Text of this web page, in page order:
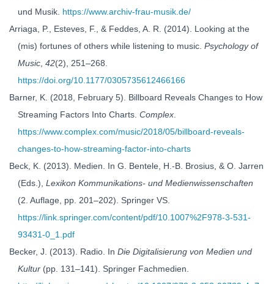
und Musik. https://www.archiv-frau-musik.de/
Arriaga, P., Esteves, F., & Feddes, A. R. (2014). Looking at the
(mis) fortunes of others while listening to music. Psychology of
Music 42(2), 251–268.
https://doi.org/10.1177/0305735612466166
Barner, K. (2018, February 5). Billboard Reveals Changes to How
Streaming Factors Into Charts. Complex
https://www.complex.com/music/2018/05/billboard-reveals-
changes-to-how-streaming-factor-into-charts
Beck, K. (2013). Medien. In G. Bentele, H.-B. Brosius, & O. Jarren
(Eds.), Lexikon Kommunikations- und Medienwissenschaften
(2. Auflage, pp. 201–202). Springer VS.
https://link.springer.com/content/pdf/10.1007%2F978-3-531-
93431-0_1.pdf
Becker, J. (2013). Radio. In Die Digitalisierung von Medien und
Kultur (pp. 131–141). Springer Fachmedien.